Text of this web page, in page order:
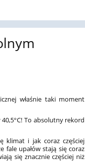
właśnie taki moment
To absolutny rekord
klimat i jak coraz częściej
fale upałów stają się coraz
się znacznie częściej niż